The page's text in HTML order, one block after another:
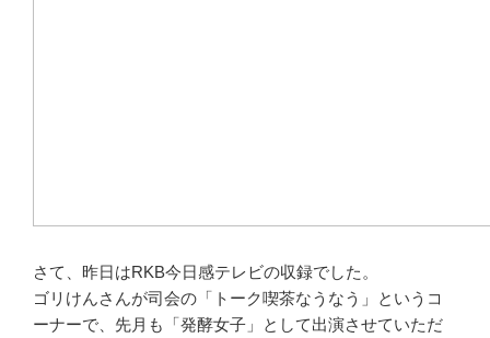
さて、昨日はRKB今日感テレビの収録でした。
ゴリけんさんが司会の「トーク喫茶なうなう」というコ
ーナーで、先月も「発酵女子」として出演させていただ